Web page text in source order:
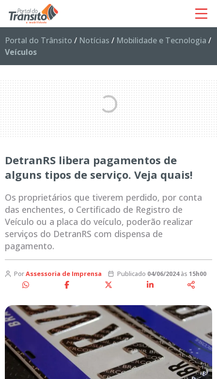
Portal do Trânsito / Notícias / Mobilidade e Tecnologia /
Veículos
DetranRS libera pagamentos de
alguns tipos de serviço. Veja quais!
Os proprietários que tiverem perdido, por conta
das enchentes, o Certificado de Registro de
Veículo ou a placa do veículo, poderão realizar
serviços do DetranRS com dispensa de
pagamento.
PorAssessoria de Imprensa Publicado 04/06/2024às 15h00